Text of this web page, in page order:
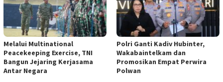
Melalui Multinational
Peacekeeping Exercise, TNI
Bangun Jejaring Kerjasama
Antar Negara
Polri Ganti Kadiv Hubinter,
Wakabaintelkam dan
Promosikan Empat Perwira
Polwan